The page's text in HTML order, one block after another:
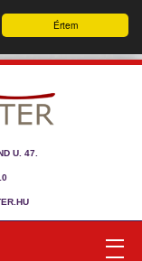
Értem
U. 47.